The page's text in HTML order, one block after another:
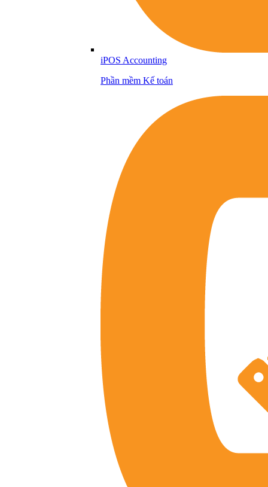
iPOS Accounting
Phần mềm Kế toán